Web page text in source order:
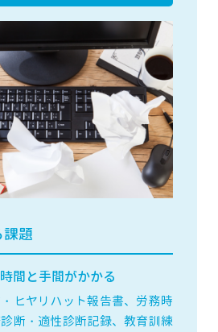
題
間と手間がかかる
ヒヤリハット報告書、労務時
断・適性診断記録、教育訓練